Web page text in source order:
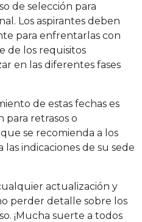
de selección para
Los aspirantes deben
para enfrentarlas con
de los requisitos
en las diferentes fases
de estas fechas es
para retrasos o
se recomienda a los
indicaciones de su sede
actualización y
perder detalle sobre los
¡Mucha suerte a todos